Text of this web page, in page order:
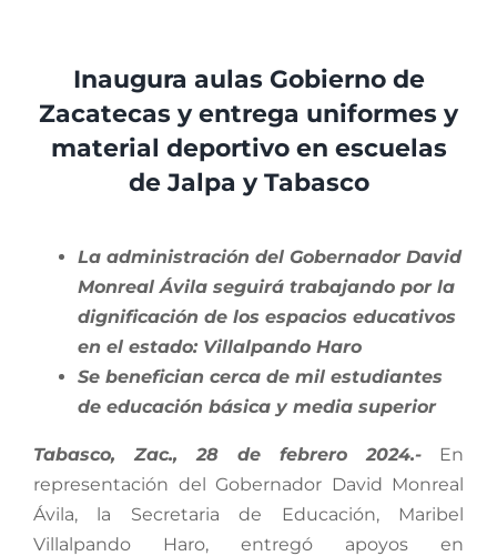
ImageInaugura aulas Gobierno de
Zacatecas y entrega uniformes y
material deportivo en escuelas
de Jalpa y Tabasco
La administración del Gobernador David
Monreal Ávila seguirá trabajando por la
dignificación de los espacios educativos
en el estado: Villalpando Haro
Se benefician cerca de mil estudiantes
de educación básica y media superior
Tabasco, Zac., 28 de febrero 2024.- En
representación del Gobernador David Monreal
Ávila, la Secretaria de Educación, Maribel
Villalpando Haro, entregó apoyos en